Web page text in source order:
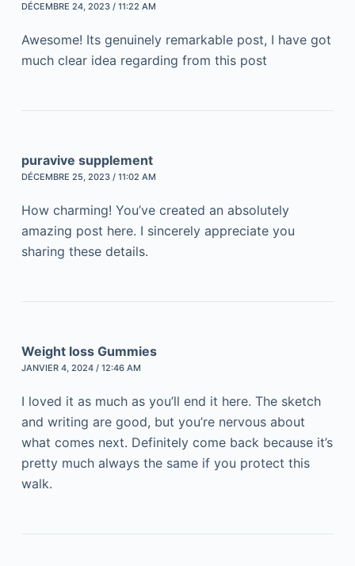
DÉCEMBRE 24, 2023 / 11:22 AM
Awesome! Its genuinely remarkable post, I have got
much clear idea regarding from this post
puravive supplement
DÉCEMBRE 25, 2023 / 11:02 AM
How charming! You’ve created an absolutely
amazing post here. I sincerely appreciate you
sharing these details.
Weight loss Gummies
JANVIER 4, 2024 / 12:46 AM
I loved it as much as you’ll end it here. The sketch
and writing are good, but you’re nervous about
what comes next. Definitely come back because it’s
pretty much always the same if you protect this
walk.